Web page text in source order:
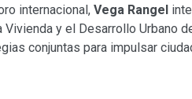
internacional, Vega Rangel
y el Desarrollo Urbano
conjuntas para impulsar